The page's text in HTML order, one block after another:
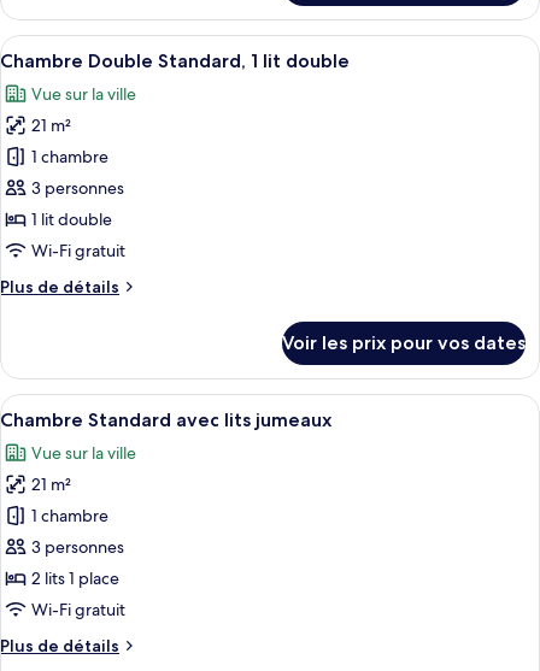
1
lit
double
le
type
de
Chambre
Double
Standard,
lit
double
Afficher
toutes
les
photos
pour
ce
type
de
chambre :
Chambre
1
lit
double
Une chambre d’hôtel moderne
10
Chambre Double Standard, 1 lit double
Vue sur la ville
21 m²
1 chambre
3 personnes
1 lit double
Wi-Fi gratuit
Plus de détails
Plus
le
type
de
Chambre
Double
Standard,
lit
double
Voir les prix pour vos dates
Afficher
toutes
les
photos
pour
ce
type
de
chambre :
Chambre
Une chambre d’hôtel avec deux
12
Chambre Standard avec lits jumeaux
Vue sur la ville
21 m²
1 chambre
3 personnes
2 lits 1 place
Wi-Fi gratuit
Plus de détails
Plus